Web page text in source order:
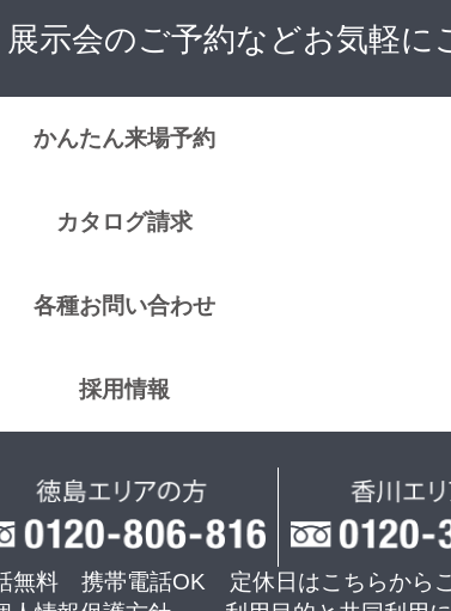
示会のご予約などお気軽に
かんたん来場予約
カタログ請求
各種お問い合わせ
採用情報
無料 携帯電話OK
定休日はこちらから